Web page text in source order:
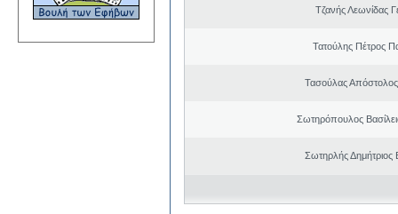
Τζανής Λεωνίδας
Τατούλης Πέτρος
Τασούλας Απόστολος
Σωτηρόπουλος
Σωτηρλής Δημήτριος